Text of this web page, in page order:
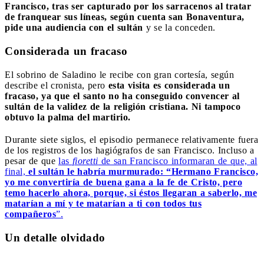
Francisco, tras ser capturado por los sarracenos al tratar
de franquear sus líneas, según cuenta san Bonaventura,
pide una audiencia con el sultán y se la conceden.
Considerada un fracaso
El sobrino de Saladino le recibe con gran cortesía, según
describe el cronista, pero esta visita es considerada un
fracaso, ya que el santo no ha conseguido convencer al
sultán de la validez de la religión cristiana. Ni tampoco
obtuvo la palma del martirio.
Durante siete siglos, el episodio permanece relativamente fuera
de los registros de los hagiógrafos de san Francisco. Incluso a
pesar de que las fioretti de san Francisco informaran de que, al
final, el sultán le habría murmurado: “Hermano Francisco,
yo me convertiría de buena gana a la fe de Cristo, pero
temo hacerlo ahora, porque, si éstos llegaran a saberlo, me
matarían a mí y te matarían a ti con todos tus
compañeros”.
Un detalle olvidado